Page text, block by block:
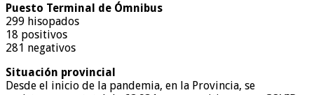
Puesto Terminal de Ómnibus
299 hisopados
18 positivos
281 negativos
Situación provincial
Desde el inicio de la pandemia, en la Provincia, se